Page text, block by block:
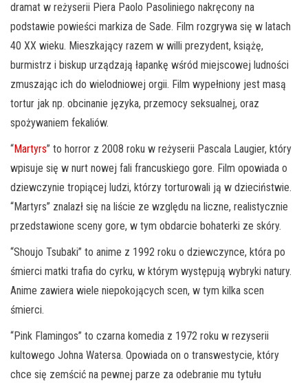
dramat w reżyserii Piera Paolo Pasoliniego nakręcony na
podstawie powieści markiza de Sade. Film rozgrywa się w latach
40 XX wieku. Mieszkający razem w willi prezydent, książę,
burmistrz i biskup urządzają łapankę wśród miejscowej ludności
zmuszając ich do wielodniowej orgii. Film wypełniony jest masą
tortur jak np. obcinanie języka, przemocy seksualnej, oraz
spożywaniem fekaliów.
“Martyrs” to horror z 2008 roku w reżyserii Pascala Laugier, który
wpisuje się w nurt nowej fali francuskiego gore. Film opowiada o
dziewczynie tropiącej ludzi, którzy torturowali ją w dzieciństwie.
“Martyrs” znalazł się na liście ze względu na liczne, realistycznie
przedstawione sceny gore, w tym obdarcie bohaterki ze skóry.
“Shoujo Tsubaki” to anime z 1992 roku o dziewczynce, która po
śmierci matki trafia do cyrku, w którym występują wybryki natury.
Anime zawiera wiele niepokojących scen, w tym kilka scen
śmierci.
“Pink Flamingos” to czarna komedia z 1972 roku w rezyserii
kultowego Johna Watersa. Opowiada on o transwestycie, który
chce się zemścić na pewnej parze za odebranie mu tytułu